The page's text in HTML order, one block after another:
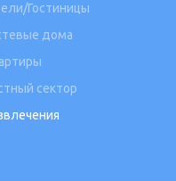
Гостиницы
дома
сектор